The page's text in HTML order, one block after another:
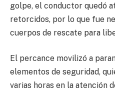
golpe, el conductor quedó
retorcidos, por lo que fue
cuerpos de rescate para
El percance movilizó a
elementos de seguridad,
varias horas en la atención